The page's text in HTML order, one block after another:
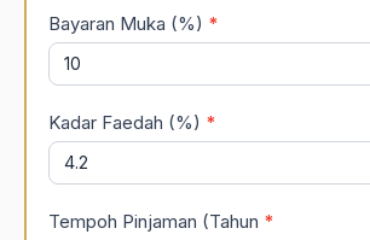
Bayaran Muka (%) *
Kadar Faedah (%) *
Tempoh Pinjaman (Tahun *